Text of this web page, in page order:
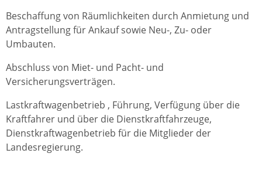
Beschaffung von Räumlichkeiten durch Anmietung und
Antragstellung für Ankauf sowie Neu-, Zu- oder
Umbauten.
Abschluss von Miet- und Pacht- und
Versicherungsverträgen.
Lastkraftwagenbetrieb , Führung, Verfügung über die
Kraftfahrer und über die Dienstkraftfahrzeuge,
Dienstkraftwagenbetrieb für die Mitglieder der
Landesregierung.